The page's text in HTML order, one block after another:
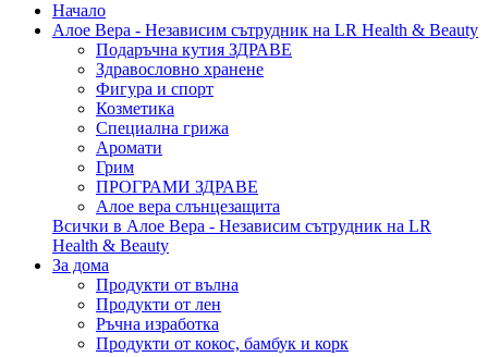
Начало
Алое Вера - Независим сътрудник на LR Health & Beauty
Подаръчна кутия ЗДРАВЕ
Здравословно хранене
Фигура и спорт
Козметика
Специална грижа
Аромати
Грим
ПРОГРАМИ ЗДРАВЕ
Алое вера слънцезащита
Всички в Алое Вера - Независим сътрудник на LR
Health & Beauty
За дома
Продукти от вълна
Продукти от лен
Ръчна изработка
Продукти от кокос, бамбук и корк